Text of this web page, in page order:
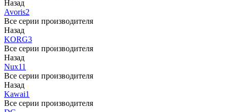
Назад
Avoris2
Все серии производителя
Назад
KORG3
Все серии производителя
Назад
Nux11
Все серии производителя
Назад
Kawai1
Все серии производителя